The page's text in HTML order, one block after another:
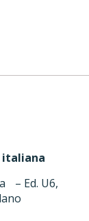
italiana
– Ed. U6,